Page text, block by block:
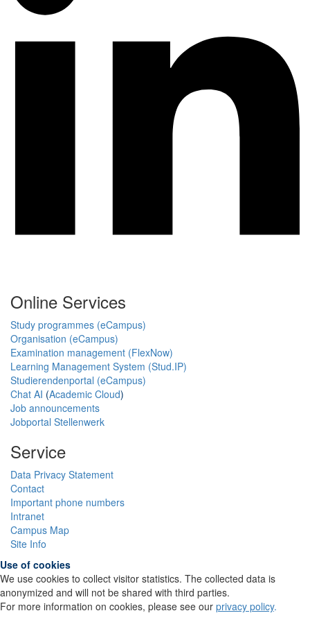
Online Services
Study programmes (eCampus)
Organisation (eCampus)
Examination management (FlexNow)
Learning Management System (Stud.IP)
Studierendenportal (eCampus)
Chat AI (Academic Cloud)
Job announcements
Jobportal Stellenwerk
Service
Data Privacy Statement
Contact
Important phone numbers
Intranet
Campus Map
Site Info
Use of cookies
We use cookies to collect visitor statistics. The collected data is
anonymized and will not be shared with third parties.
For more information on cookies, please see our privacy policy.